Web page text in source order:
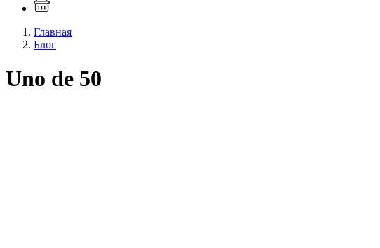
Главная
Блог
Uno de 50